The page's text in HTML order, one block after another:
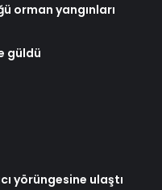
orman yangınları
güldü
yörüngesine ulaştı